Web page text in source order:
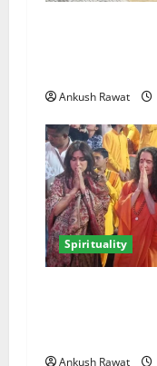
Ankush Rawat
Spirituality
Ankush Rawat